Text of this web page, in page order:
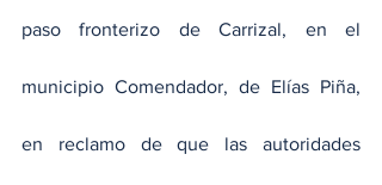
paso fronterizo de Carrizal, en el
municipio Comendador, de Elías Piña,
en reclamo de que las autoridades